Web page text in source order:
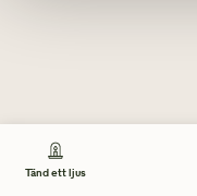
Tänd ett ljus